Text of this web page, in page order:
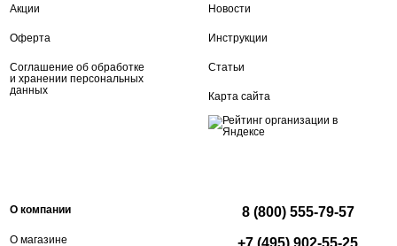
Акции
Оферта
Соглашение об обработке
и хранении персональных
данных
Новости
Инструкции
Статьи
Карта сайта
О компании
О магазине
8 (800) 555-79-57
+7 (495) 902-55-25